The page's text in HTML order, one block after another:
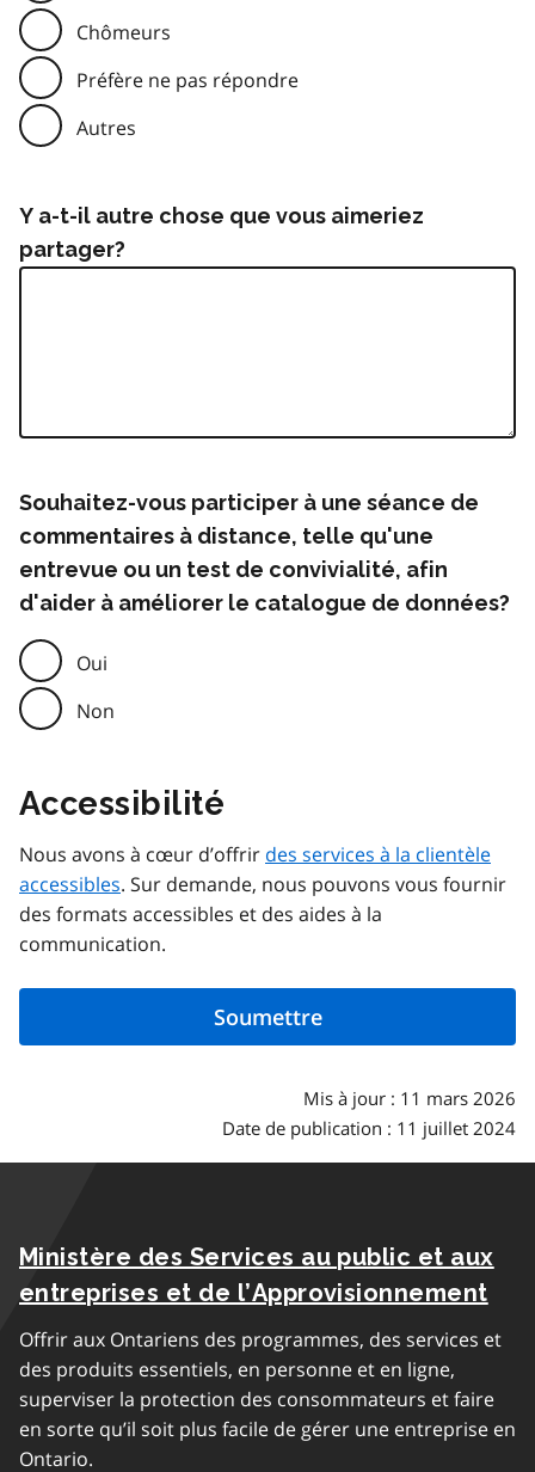
Chômeurs
Préfère ne pas répondre
Autres
Y a-t-il autre chose que vous aimeriez
partager?
Souhaitez-vous participer à une séance de
commentaires à distance, telle qu'une
entrevue ou un test de convivialité, afin
d'aider à améliorer le catalogue de données?
Oui
Non
Accessibilité
Nous avons à cœur d’offrir des services à la clientèle
accessibles. Sur demande, nous pouvons vous fournir
des formats accessibles et des aides à la
communication.
Mis à jour : 11 mars 2026
Date de publication : 11 juillet 2024
Ministère des Services au public et aux
entreprises et de l’Approvisionnement
Offrir aux Ontariens des programmes, des services et
des produits essentiels, en personne et en ligne,
superviser la protection des consommateurs et faire
en sorte qu’il soit plus facile de gérer une entreprise en
Ontario.